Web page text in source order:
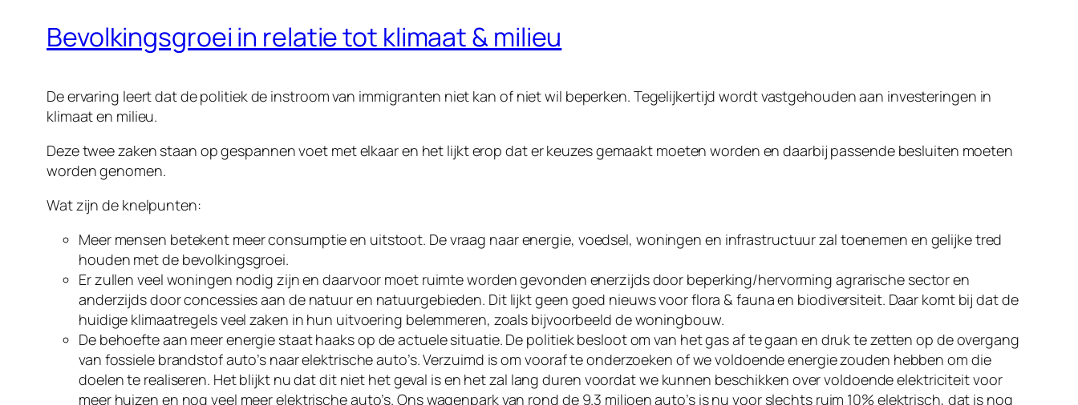
Bevolkingsgroei in relatie tot klimaat & milieu
De ervaring leert dat de politiek de instroom van immigranten niet kan of niet wil beperken. Tegelijkertijd wordt vastgehouden aan investeringen in
klimaat en milieu.
Deze twee zaken staan op gespannen voet met elkaar en het lijkt erop dat er keuzes gemaakt moeten worden en daarbij passende besluiten moeten
worden genomen.
Wat zijn de knelpunten:
Meer mensen betekent meer consumptie en uitstoot. De vraag naar energie, voedsel, woningen en infrastructuur zal toenemen en gelijke tred
houden met de bevolkingsgroei.
Er zullen veel woningen nodig zijn en daarvoor moet ruimte worden gevonden enerzijds door beperking/hervorming agrarische sector en
anderzijds door concessies aan de natuur en natuurgebieden. Dit lijkt geen goed nieuws voor flora & fauna en biodiversiteit. Daar komt bij dat de
huidige klimaatregels veel zaken in hun uitvoering belemmeren, zoals bijvoorbeeld de woningbouw.
De behoefte aan meer energie staat haaks op de actuele situatie. De politiek besloot om van het gas af te gaan en druk te zetten op de overgang
van fossiele brandstof auto’s naar elektrische auto’s. Verzuimd is om vooraf te onderzoeken of we voldoende energie zouden hebben om die
doelen te realiseren. Het blijkt nu dat dit niet het geval is en het zal lang duren voordat we kunnen beschikken over voldoende elektriciteit voor
meer huizen en nog veel meer elektrische auto’s. Ons wagenpark van rond de 9.3 miljoen auto’s is nu voor slechts ruim 10% elektrisch, dat is nog